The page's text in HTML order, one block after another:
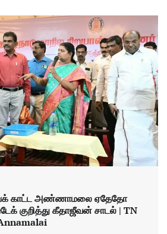
காட்ட அண்ணாமலை ஏதேதோ
குறித்து கீதாஜீவன் சாடல் | TN